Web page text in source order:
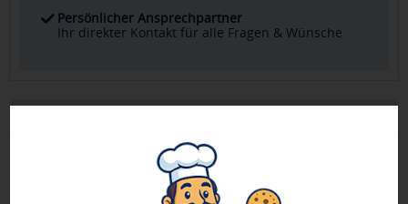
Persönlicher Ansprechpartner
Ihr direkter Kontakt für alle Fragen & Wünsche
Die REEVES-FLASH 80 gehört zur Flash Serie und ist eine
Eigenentwicklung für die Marke REEVES. Mit einer